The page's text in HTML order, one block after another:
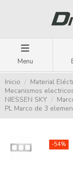
Menu
Inicio Material
Mecanismos
NIESSEN SKY
PL Marco de 3
-54%